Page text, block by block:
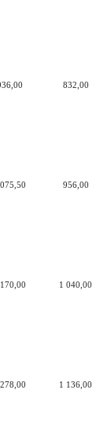
832,00
956,00
1 040,00
1 136,00